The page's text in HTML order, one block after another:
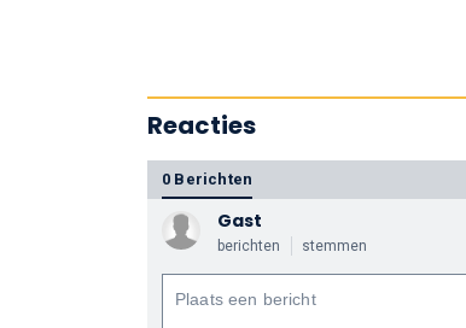
Reacties
0 Berichten
Gast
berichten stemmen